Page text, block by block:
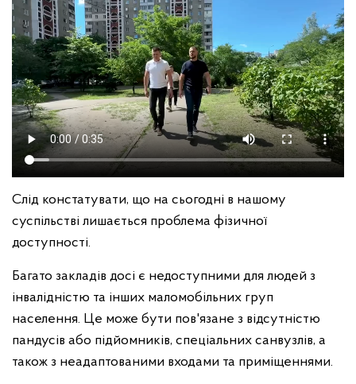
Слід констатувати, що на сьогодні в нашому
суспільстві лишається проблема фізичної
доступності.
Багато закладів досі є недоступними для людей з
інвалідністю та інших маломобільних груп
населення. Це може бути пов'язане з відсутністю
пандусів або підйомників, спеціальних санвузлів, а
також з неадаптованими входами та приміщеннями.